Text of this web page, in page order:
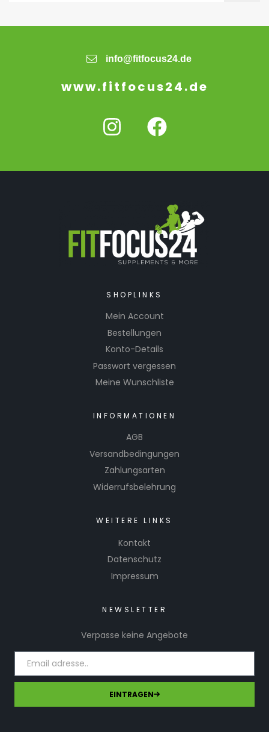
info@fitfocus24.de
www.fitfocus24.de
SHOPLINKS
Mein Account
Bestellungen
Konto-Details
Passwort vergessen
Meine Wunschliste
INFORMATIONEN
AGB
Versandbedingungen
Zahlungsarten
Widerrufsbelehrung
WEITERE LINKS
Kontakt
Datenschutz
Impressum
NEWSLETTER
Verpasse keine Angebote
EINTRAGEN